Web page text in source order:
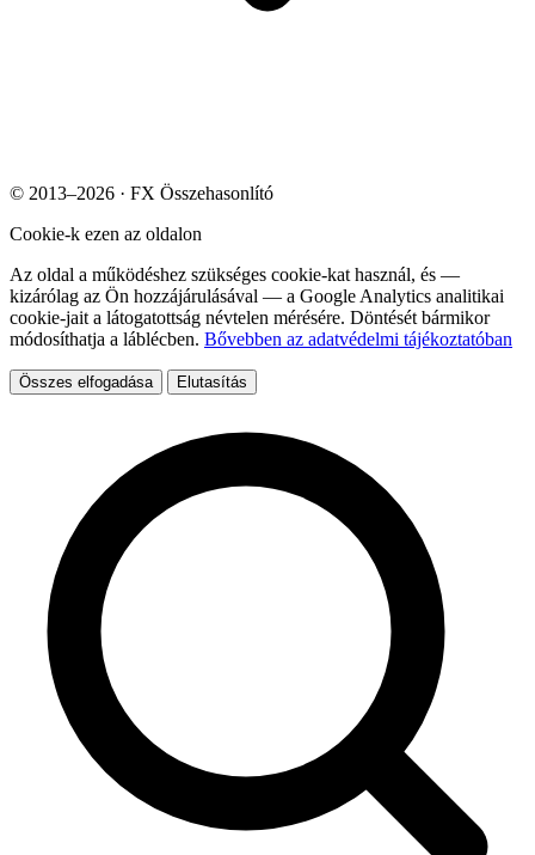
© 2013–2026 · FX Összehasonlító
Cookie-k ezen az oldalon
Az oldal a működéshez szükséges cookie-kat használ, és —
kizárólag az Ön hozzájárulásával — a Google Analytics analitikai
cookie-jait a látogatottság névtelen mérésére. Döntését bármikor
módosíthatja a láblécben. Bővebben az adatvédelmi tájékoztatóban
Összes elfogadása Elutasítás